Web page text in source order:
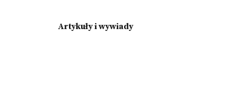
Artykuły i wywiady